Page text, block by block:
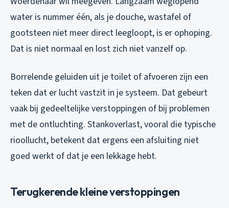
water is nummer één, als je douche, wastafel of
gootsteen niet meer direct leegloopt, is er ophoping.
Dat is niet normaal en lost zich niet vanzelf op.
Borrelende geluiden uit je toilet of afvoeren zijn een
teken dat er lucht vastzit in je systeem. Dat gebeurt
vaak bij gedeeltelijke verstoppingen of bij problemen
met de ontluchting. Stankoverlast, vooral die typische
rioollucht, betekent dat ergens een afsluiting niet
goed werkt of dat je een lekkage hebt.
Terugkerende kleine verstoppingen